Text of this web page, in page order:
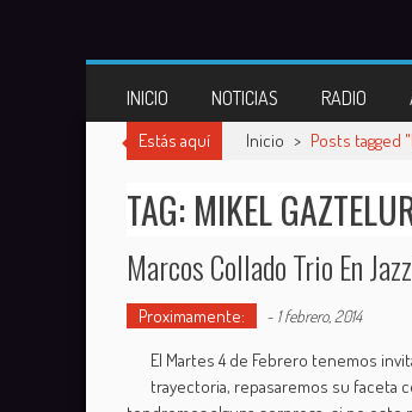
content
INICIO NOTICIAS RADIO
Estás aquí Inicio > Posts tagged
TAG: MIKEL
Marcos Collado Trio En
Proximamente: - 1 febrero, 2014
El Martes 4 de Febrero tenemos
trayectoria, repasaremos su faceta